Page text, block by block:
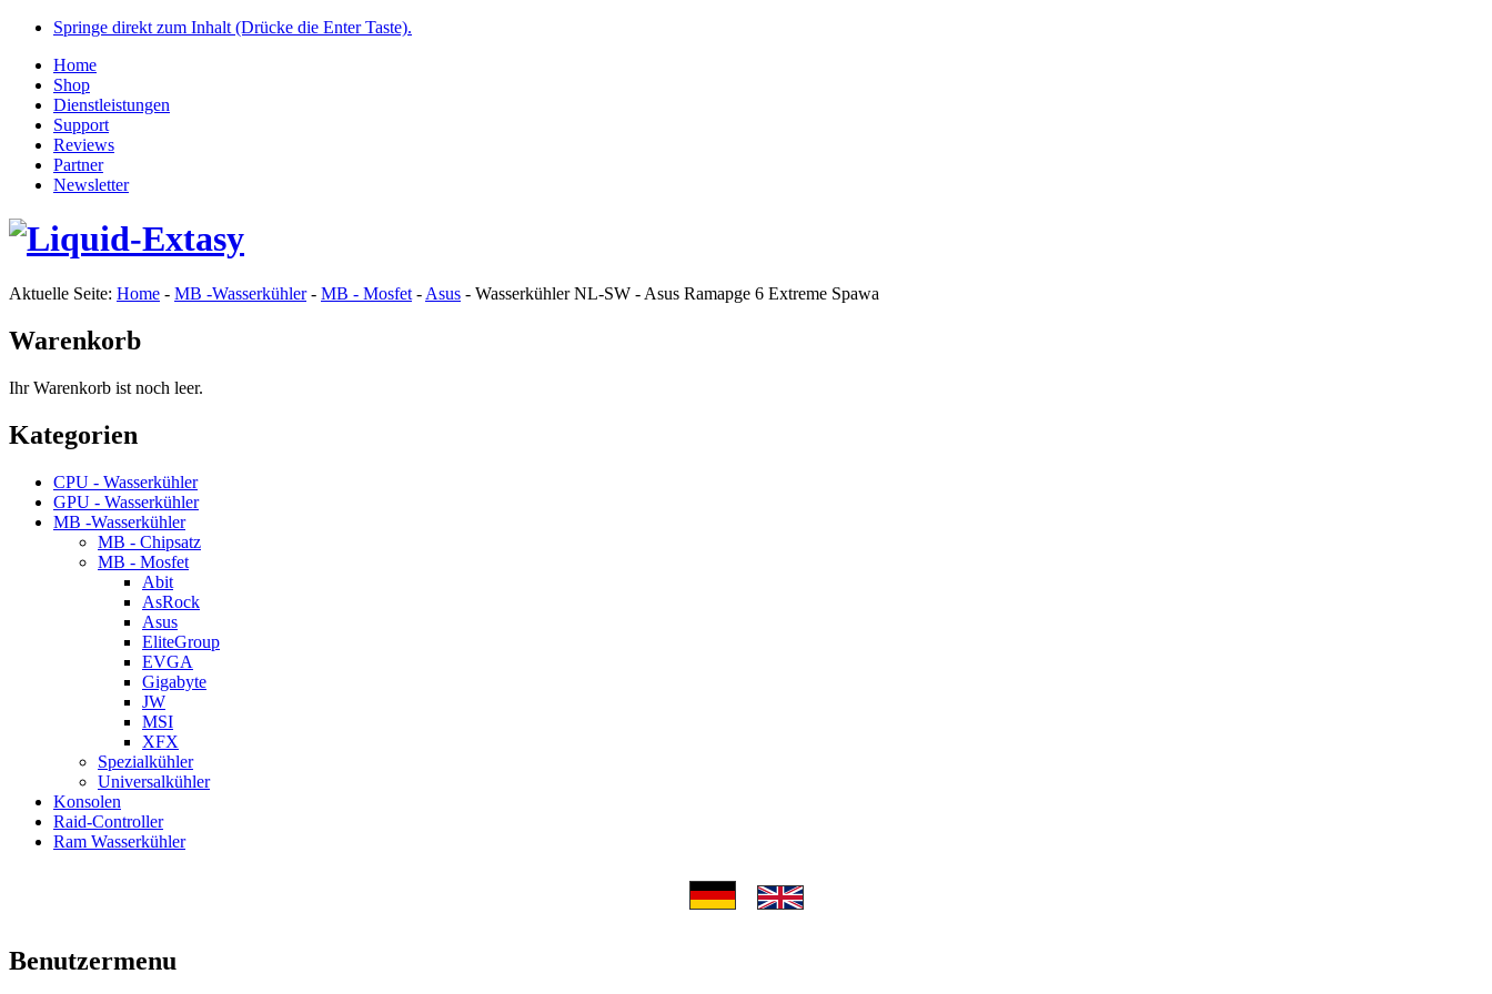
Springe direkt zum Inhalt (Drücke die Enter Taste).
Home
Shop
Dienstleistungen
Support
Reviews
Partner
Newsletter
Aktuelle Seite: Home - MB -Wasserkühler- MB - Mosfet - Asus - Wasserkühler NL-SW - Asus Ramapge 6 Extreme Spawa
Warenkorb
Ihr Warenkorb ist noch leer.
Kategorien
CPU - Wasserkühler
GPU - Wasserkühler
MB -Wasserkühler
MB - Chipsatz
MB - Mosfet
Abit
AsRock
Asus
EliteGroup
EVGA
Gigabyte
JW
MSI
XFX
Spezialkühler
Universalkühler
Konsolen
Raid-Controller
Ram Wasserkühler
Benutzermenu